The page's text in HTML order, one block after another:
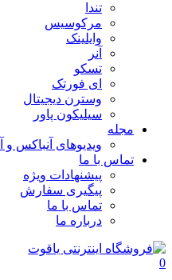
تندا
مرکوسیس
وایلینک
آنر
تسکو
ای فورتک
وسترن دیجیتال
سیلیکون پاور
مجله
ویدیوهای آنباکس
تماس با ما
پیشنهادات ویژه
پیگیری سفارش
تماس با ما
درباره ما
0